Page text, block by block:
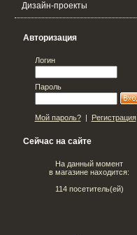
Дизайн-проекты
Авторизация
Логин
Пароль
Мой пароль?| Регистрация
Сейчас на сайте
На данный момент
в магазине находится:
114 посетитель(ей)